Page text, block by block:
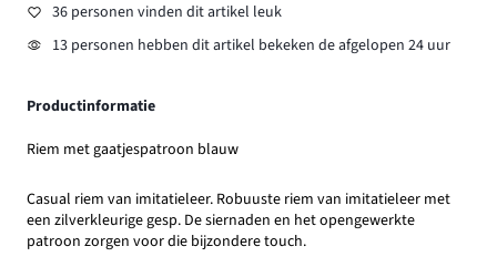
36 personen vinden dit artikel leuk
13 personen hebben dit artikel bekeken de afgelopen 24 uur
Productinformatie
Riem met gaatjespatroon blauw
Casual riem van imitatieleer. Robuuste riem van imitatieleer met
een zilverkleurige gesp. De siernaden en het opengewerkte
patroon zorgen voor die bijzondere touch.